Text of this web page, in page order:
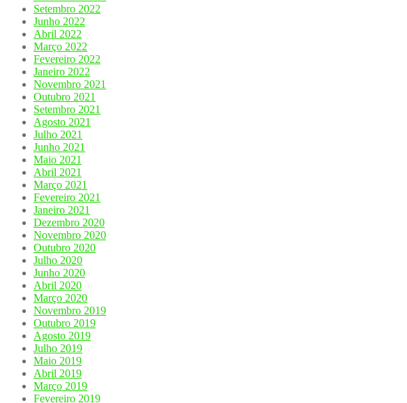
Setembro 2022
Junho 2022
Abril 2022
Março 2022
Fevereiro 2022
Janeiro 2022
Novembro 2021
Outubro 2021
Setembro 2021
Agosto 2021
Julho 2021
Junho 2021
Maio 2021
Abril 2021
Março 2021
Fevereiro 2021
Janeiro 2021
Dezembro 2020
Novembro 2020
Outubro 2020
Julho 2020
Junho 2020
Abril 2020
Março 2020
Novembro 2019
Outubro 2019
Agosto 2019
Julho 2019
Maio 2019
Abril 2019
Março 2019
Fevereiro 2019